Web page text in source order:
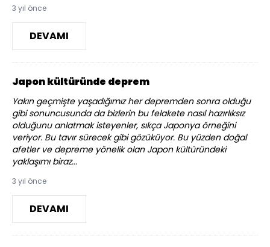
3 yıl önce
DEVAMI
Japon kültüründe deprem
Yakın geçmişte yaşadığımız her depremden sonra olduğu
gibi sonuncusunda da bizlerin bu felakete nasıl hazırlıksız
olduğunu anlatmak isteyenler, sıkça Japonya örneğini
veriyor. Bu tavır sürecek gibi gözüküyor. Bu yüzden doğal
afetler ve depreme yönelik olan Japon kültüründeki
yaklaşımı biraz...
3 yıl önce
DEVAMI